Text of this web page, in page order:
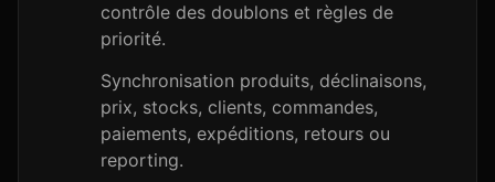
contrôle des doublons et règles de
priorité.
Synchronisation produits, déclinaisons,
prix, stocks, clients, commandes,
paiements, expéditions, retours ou
reporting.